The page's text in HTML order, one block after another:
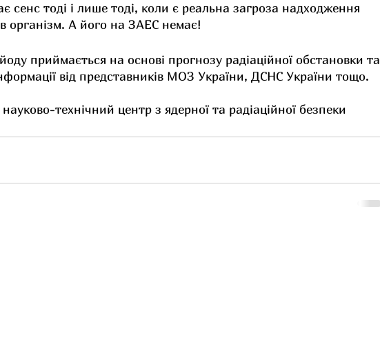
сенс тоді і лише тоді, коли є реальна загроза надходження
організм. А його на ЗАЕС немає!
приймається на основі прогнозу радіаційної обстановки та
від представників МОЗ України, ДСНС України тощо.
технічний центр з ядерної та радіаційної безпеки